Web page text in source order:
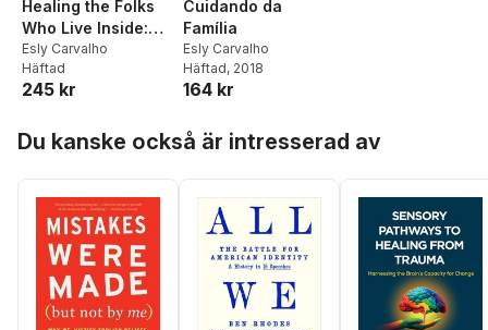
Healing the Folks
Who Live Inside:
How EMDR Can
Heal Our Inner
Gallery of Roles
Esly Carvalho
Häftad
245 kr
Cuidando da
Família
Esly Carvalho
Häftad, 2018
164 kr
Du kanske också är intresserad av